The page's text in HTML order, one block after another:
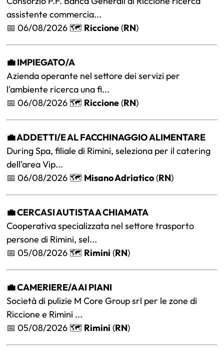
assistente commercia...
📅 06/08/2026 🗺️ Riccione(RN)
💼 IMPIEGATO/A
Azienda operante nel settore dei servizi per
l'ambiente ricerca una fi...
📅 06/08/2026 🗺️ Riccione(RN)
💼 ADDETTI/E AL FACCHINAGGIO ALIMENTARE
During Spa, filiale di Rimini, seleziona per il catering
dell'area Vip...
📅 06/08/2026 🗺️ Misano Adriatico(RN)
💼 CERCASI AUTISTA A CHIAMATA
Cooperativa specializzata nel settore trasporto
persone di Rimini, sel...
📅 05/08/2026 🗺️ Rimini (RN)
💼 CAMERIERE/A AI PIANI
Società di pulizie M Core Group srl per le zone di
Riccione e Rimini ...
📅 05/08/2026 🗺️ Rimini (RN)